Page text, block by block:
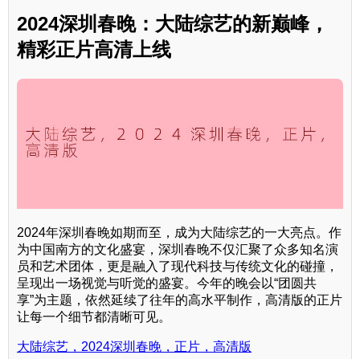
2024深圳春晚：大陆综艺的新巅峰，
精彩正片高清上线
2024年深圳春晚如期而至，成为大陆综艺的一大亮点。作
为中国南方的文化盛宴，深圳春晚不仅汇聚了众多知名演
员和艺术团体，更是融入了现代科技与传统文化的碰撞，
呈现出一场视觉与听觉的盛宴。今年的晚会以“团圆共
享”为主题，依然延续了往年的高水平制作，高清版的正片
让每一个细节都清晰可见。
大陆综艺，2024深圳春晚，正片，高清版